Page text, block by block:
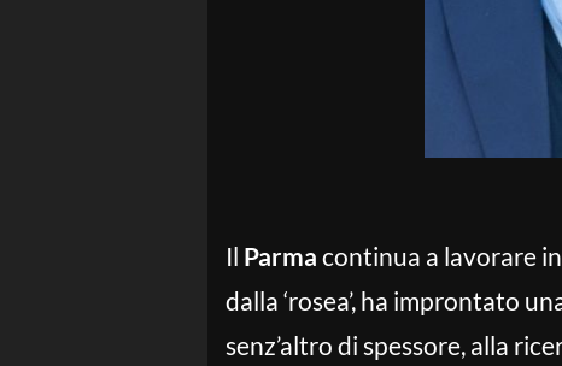
Il Parma continua a lavorare
dalla ‘rosea’, ha improntato
senz’altro di spessore, alla